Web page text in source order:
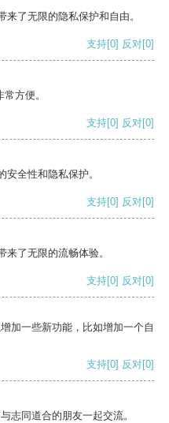
了无限的隐私保护和自由。
支持[0] 反对[0]
方便。
支持[0] 反对[0]
全性和隐私保护。
支持[0] 反对[0]
了无限的流畅体验。
支持[0] 反对[0]
加一些新功能，比如增加一个自
支持[0] 反对[0]
志同道合的朋友一起交流。